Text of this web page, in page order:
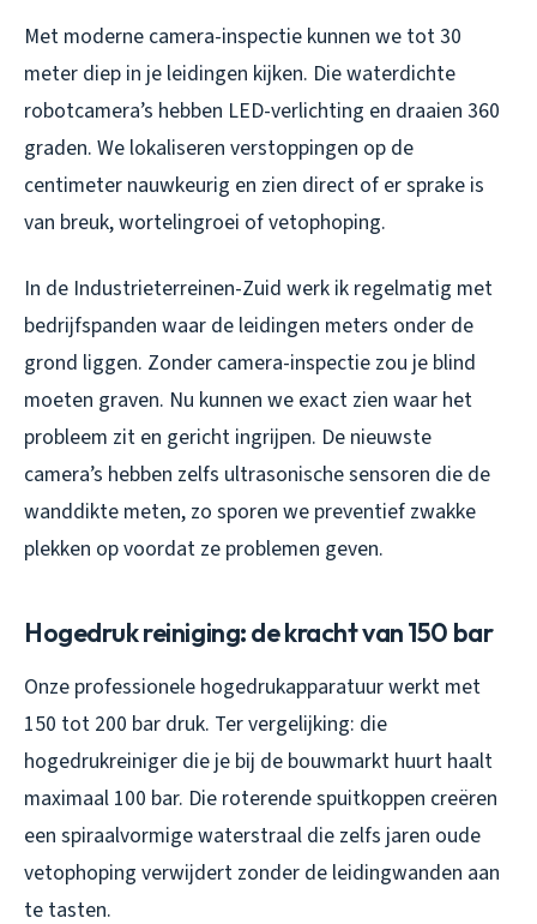
Met moderne camera-inspectie kunnen we tot 30
meter diep in je leidingen kijken. Die waterdichte
robotcamera’s hebben LED-verlichting en draaien 360
graden. We lokaliseren verstoppingen op de
centimeter nauwkeurig en zien direct of er sprake is
van breuk, wortelingroei of vetophoping.
In de Industrieterreinen-Zuid werk ik regelmatig met
bedrijfspanden waar de leidingen meters onder de
grond liggen. Zonder camera-inspectie zou je blind
moeten graven. Nu kunnen we exact zien waar het
probleem zit en gericht ingrijpen. De nieuwste
camera’s hebben zelfs ultrasonische sensoren die de
wanddikte meten, zo sporen we preventief zwakke
plekken op voordat ze problemen geven.
Hogedruk reiniging: de kracht van 150 bar
Onze professionele hogedrukapparatuur werkt met
150 tot 200 bar druk. Ter vergelijking: die
hogedrukreiniger die je bij de bouwmarkt huurt haalt
maximaal 100 bar. Die roterende spuitkoppen creëren
een spiraalvormige waterstraal die zelfs jaren oude
vetophoping verwijdert zonder de leidingwanden aan
te tasten.